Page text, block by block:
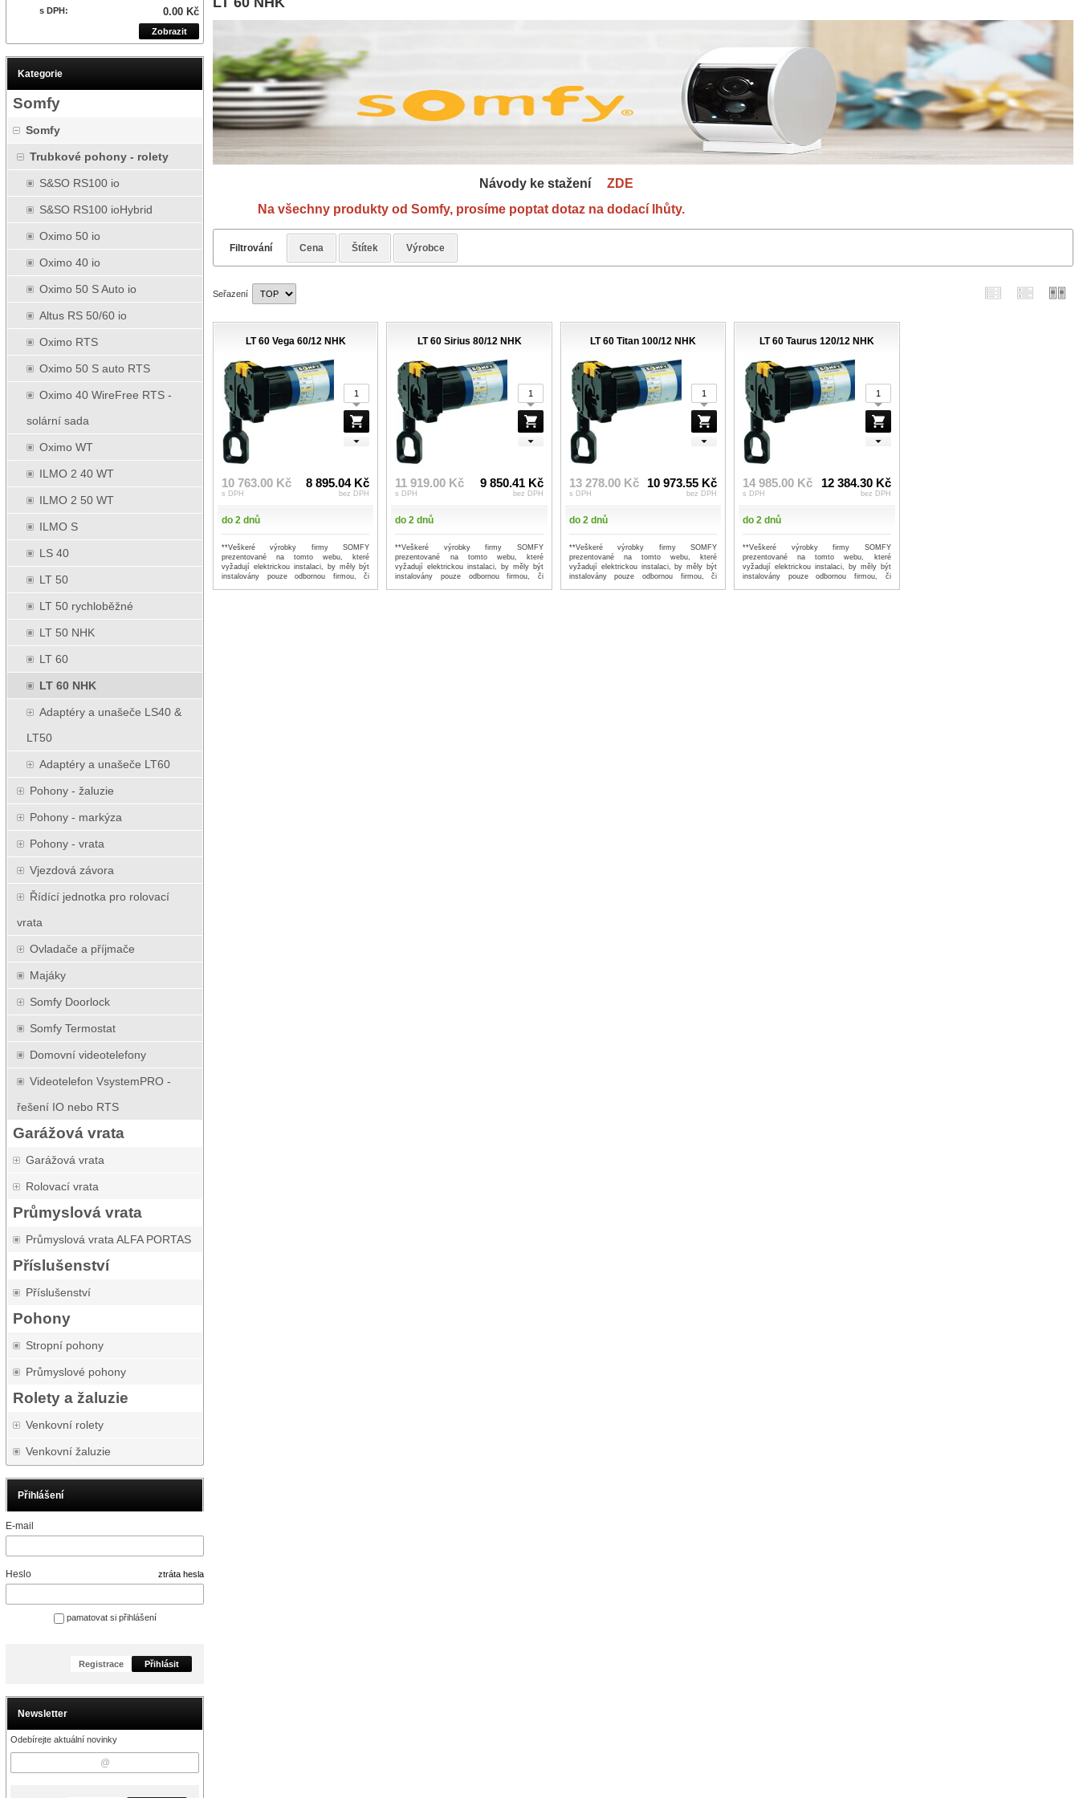
s DPH: 0.00 Kč
Zobrazit
Kategorie
Somfy
Somfy
Trubkové pohony - rolety
S&SO RS100 io
S&SO RS100 ioHybrid
Oximo 50 io
Oximo 40 io
Oximo 50 S Auto io
Altus RS 50/60 io
Oximo RTS
Oximo 50 S auto RTS
Oximo 40 WireFree RTS -
solární sada
Oximo WT
ILMO 2 40 WT
ILMO 2 50 WT
ILMO S
LS 40
LT 50
LT 50 rychloběžné
LT 50 NHK
LT 60
LT 60 NHK
Adaptéry a unašeče LS40 &
LT50
Adaptéry a unašeče LT60
Pohony - žaluzie
Pohony - markýza
Pohony - vrata
Vjezdová závora
Řídící jednotka pro rolovací
vrata
Ovladače a příjmače
Majáky
Somfy Doorlock
Somfy Termostat
Domovní videotelefony
Videotelefon VsystemPRO -
řešení IO nebo RTS
Garážová vrata
Garážová vrata
Rolovací vrata
Průmyslová vrata
Průmyslová vrata ALFA PORTAS
Příslušenství
Příslušenství
Pohony
Stropní pohony
Průmyslové pohony
Rolety a žaluzie
Venkovní rolety
Venkovní žaluzie
Přihlášení
E-mail
Heslo ztráta hesla
pamatovat si přihlášení
Registrace Přihlásit
Newsletter
Odebírejte aktuální novinky
Návody ke staženíZDE
Na všechny produkty od Somfy, prosíme poptat dotaz na dodací lhůty.
Filtrování Cena Štítek Výrobce
Seřazení
LT 60 Vega 60/12 NHK
10 763.00 Kč
s DPH
8 895.04 Kč
bez DPH
do 2 dnů
**Veškeré výrobky firmy SOMFY
prezentované na tomto webu, které
vyžadují elektrickou instalaci, by měly být
instalovány pouze odbornou firmou, či
LT 60 Sirius 80/12 NHK
11 919.00 Kč
s DPH
9 850.41 Kč
bez DPH
do 2 dnů
**Veškeré výrobky firmy SOMFY
prezentované na tomto webu, které
vyžadují elektrickou instalaci, by měly být
instalovány pouze odbornou firmou, či
LT 60 Titan 100/12 NHK
13 278.00 Kč
s DPH
10 973.55 Kč
bez DPH
do 2 dnů
**Veškeré výrobky firmy SOMFY
prezentované na tomto webu, které
vyžadují elektrickou instalaci, by měly být
instalovány pouze odbornou firmou, či
LT 60 Taurus 120/12 NHK
14 985.00 Kč
s DPH
12 384.30 Kč
bez DPH
do 2 dnů
**Veškeré výrobky firmy SOMFY
prezentované na tomto webu, které
vyžadují elektrickou instalaci, by měly být
instalovány pouze odbornou firmou, či